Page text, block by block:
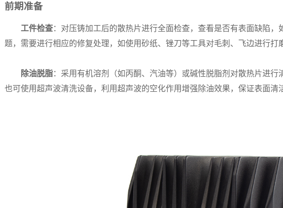
前期准备
工件检查：对压铸加工后的散热片进行全面检查，查看是否有表面缺陷，
题，需要进行相应的修复处理，如使用砂纸、锉刀等工具对毛刺、飞边进行打
除油脱脂：采用有机溶剂（如丙酮、汽油等）或碱性脱脂剂对散热片进行
也可使用超声波清洗设备，利用超声波的空化作用增强除油效果，保证表面清